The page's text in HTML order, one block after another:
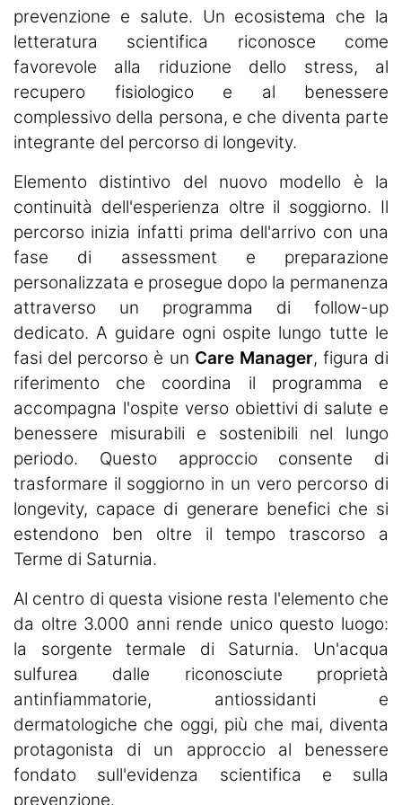
prevenzione e salute. Un ecosistema che la
letteratura scientifica riconosce come
favorevole alla riduzione dello stress, al
recupero fisiologico e al benessere
complessivo della persona, e che diventa parte
integrante del percorso di longevity.
Elemento distintivo del nuovo modello è la
continuità dell'esperienza oltre il soggiorno. Il
percorso inizia infatti prima dell'arrivo con una
fase di assessment e preparazione
personalizzata e prosegue dopo la permanenza
attraverso un programma di follow-up
dedicato. A guidare ogni ospite lungo tutte le
fasi del percorso è un Care Manager, figura di
riferimento che coordina il programma e
accompagna l'ospite verso obiettivi di salute e
benessere misurabili e sostenibili nel lungo
periodo. Questo approccio consente di
trasformare il soggiorno in un vero percorso di
longevity, capace di generare benefici che si
estendono ben oltre il tempo trascorso a
Terme di Saturnia.
Al centro di questa visione resta l'elemento che
da oltre 3.000 anni rende unico questo luogo:
la sorgente termale di Saturnia. Un'acqua
sulfurea dalle riconosciute proprietà
antinfiammatorie, antiossidanti e
dermatologiche che oggi, più che mai, diventa
protagonista di un approccio al benessere
fondato sull'evidenza scientifica e sulla
prevenzione.